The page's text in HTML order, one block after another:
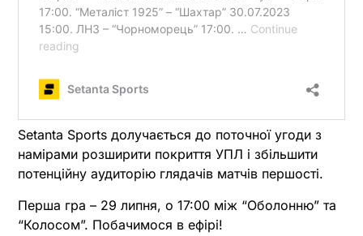
Setanta Sports долучається до поточної угоди з
намірами розширити покриття УПЛ і збільшити
потенційну аудиторію глядачів матчів першості.
Перша гра – 29 липня, о 17:00 між “Оболонню” та
“Колосом”. Побачимося в ефірі!